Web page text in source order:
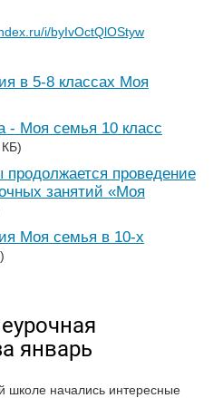
i/byIvOctQlOStyw
в 5-8 классах Моя
- Моя семья 10 класс
проведение
занятий «Моя
Моя семья в 10-х
январь
школе начались интересные